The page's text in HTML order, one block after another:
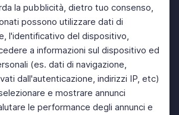
la pubblicità, dietro tuo consenso,
possono utilizzare dati di
l'identificativo del dispositivo,
a informazioni sul dispositivo ed
(es. dati di navigazione,
dall'autenticazione, indirizzi IP, etc)
e mostrare annunci
le performance degli annunci e